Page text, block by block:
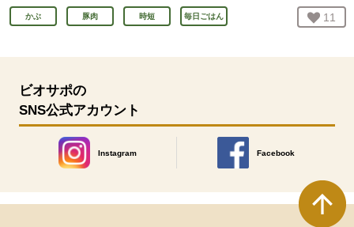
かぶ 豚肉 時短 毎日ごはん お気
11
ビオサポの
SNS公式アカウント
Instagram
別のウィンドウで開きます。
Facebook
別のウィンドウで開きます